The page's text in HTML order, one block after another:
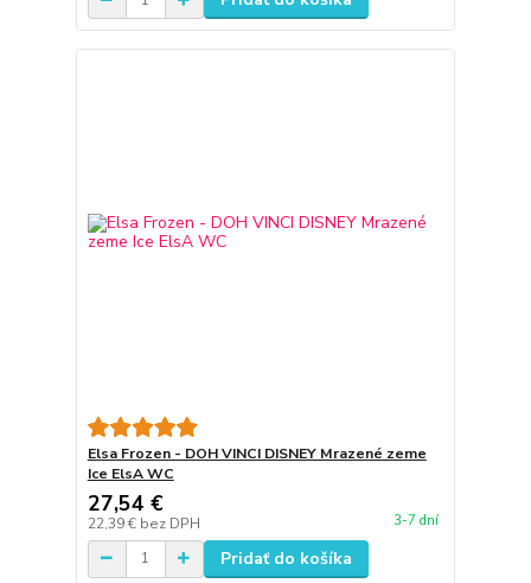
Elsa Frozen - DOH VINCI DISNEY Mrazené zeme
Ice ElsA WC
27,54 €
22,39 € bez DPH 3-7 dní
Pridať do košíka